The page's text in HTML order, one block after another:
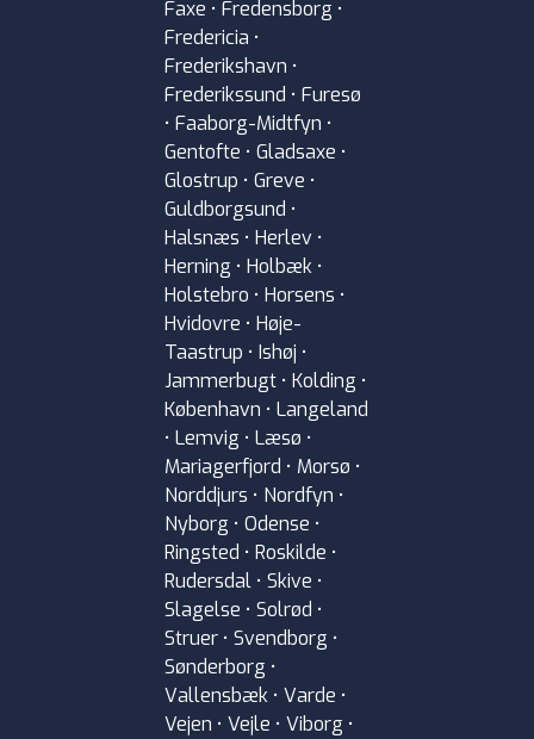
Faxe • Fredensborg •
Fredericia •
Frederikshavn •
Frederikssund • Furesø
• Faaborg-Midtfyn •
Gentofte • Gladsaxe •
Glostrup • Greve •
Guldborgsund •
Halsnæs • Herlev •
Herning • Holbæk •
Holstebro • Horsens •
Hvidovre • Høje-
Taastrup • Ishøj •
Jammerbugt • Kolding •
København • Langeland
• Lemvig • Læsø •
Mariagerfjord • Morsø •
Norddjurs • Nordfyn •
Nyborg • Odense •
Ringsted • Roskilde •
Rudersdal • Skive •
Slagelse • Solrød •
Struer • Svendborg •
Sønderborg •
Vallensbæk • Varde •
Vejen • Vejle • Viborg •